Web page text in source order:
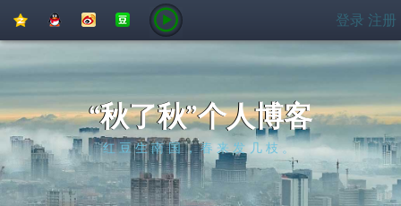
间
友
微
博
登录 注册
“秋了秋”个人博客
红豆生南国，春来发几枝。